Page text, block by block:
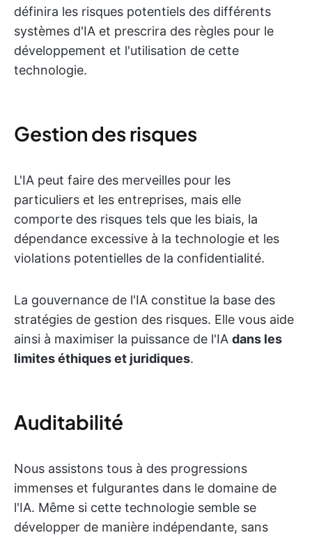
définira les risques potentiels des différents
systèmes d'IA et prescrira des règles pour le
développement et l'utilisation de cette
technologie.
Gestion des risques
L'IA peut faire des merveilles pour les
particuliers et les entreprises, mais elle
comporte des risques tels que les biais, la
dépendance excessive à la technologie et les
violations potentielles de la confidentialité.
La gouvernance de l'IA constitue la base des
stratégies de gestion des risques. Elle vous aide
ainsi à maximiser la puissance de l'IA dans les
limites éthiques et juridiques.
Auditabilité
Nous assistons tous à des progressions
immenses et fulgurantes dans le domaine de
l'IA. Même si cette technologie semble se
développer de manière indépendante, sans